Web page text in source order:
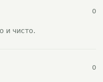
0
и чисто.
0